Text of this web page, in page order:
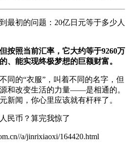
最初的问题：20亿日元等于多少人
按照当前汇率，它大约等于9260万
、能实现终极梦想的巨额财富。
同的“衣服”，叫着不同的名字，但
和改变生活的力量——是相通的。
新闻，你心里应该就有杆秤了。
民币？算完我惊了
a/jinrixiaoxi/164420.html